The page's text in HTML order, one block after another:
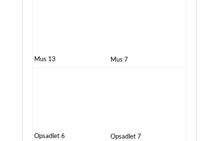
Mus 13 Mus 7
Opsadlet 6 Opsadlet 7